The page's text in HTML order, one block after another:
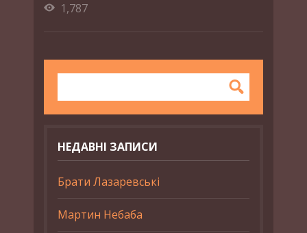
1,787
НЕДАВНІ ЗАПИСИ
Брати Лазаревські
Мартин Небаба